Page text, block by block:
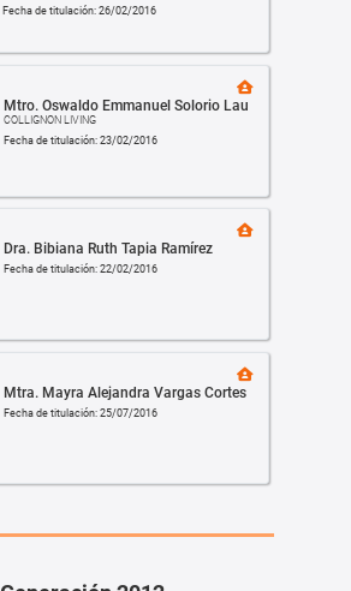
Fecha de titulación: 26/02/2016
Mtro. Oswaldo Emmanuel Solorio Lau
COLLIGNON LIVING
Fecha de titulación: 23/02/2016
Dra. Bibiana Ruth Tapia Ramírez
Fecha de titulación: 22/02/2016
Mtra. Mayra Alejandra Vargas Cortes
Fecha de titulación: 25/07/2016